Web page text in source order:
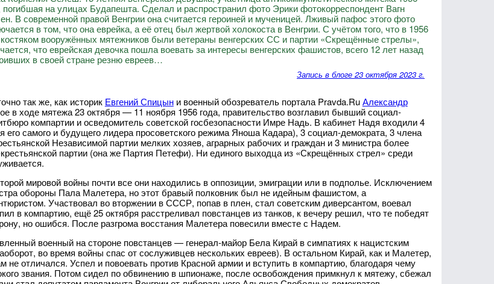
погибшая на улицах Будапешта. Сделал и распространил фото Эрики фотокорреспондент Вагн
В современной правой Венгрии она считается героиней и мученицей. Лживый пафос этого фото
в том, что она еврейка, а её отец был жертвой холокоста в Венгрии. С учётом того, что в 1956
костяком вооружённых мятежников были ветераны венгерских СС и партии «Скрещённые стрелы»,
что еврейская девочка пошла воевать за интересы венгерских фашистов, всего 12 лет назад
в своей стране резню евреев…
Запись в блоге 23 октября 2023 г.
так же, как историк Евгений Спицыни военный обозреватель портала Pravda.RuАлександр
в ходе мятежа 23 октября — 11 ноября 1956 года, правительство возглавил бывший социал-
компартии и осведомитель советской госбезопасности Имре Надь. В кабинет Надя входили 4
его самого и будущего лидера просоветского режима Яноша Кадара), 3 социал-демократа, 3 члена
Независимой партии мелких хозяев, аграрных рабочих и граждан и 3 министра более
партии (она же Партия Петефи). Ни единого выходца из «Скрещённых стрел» среди
мировой войны почти все они находились в оппозиции, эмиграции или в подполье. Исключением
обороны Пала Малетера, но этот бравый полковник был не идейным фашистом, а
Участвовал во вторжении в СССР, попав в плен, стал советским диверсантом, воевал
в компартию, ещё 25 октября расстреливал повстанцев из танков, к вечеру решил, что те победят
но ошибся. После разгрома восстания Малетера повесили вместе с Надем.
военный на стороне повстанцев — генерал-майор Бела Кирай в симпатиях к нацистским
во время войны спас от сослуживцев нескольких евреев). В остальном Кирай, как и Малетер,
не отличался. Успел и повоевать против Красной армии и вступить в компартию, благодаря чему
звания. Потом сидел по обвинению в шпионаже, после освобождения примкнул к мятежу, сбежал